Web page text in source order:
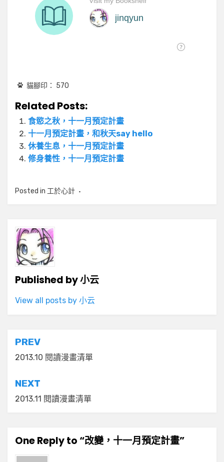
貓腳印： 570
Related Posts:
食慾之秋，十一月預定計畫
十一月預定計畫，和秋天say hello
休養生息，十一月預定計畫
修身養性，十一月預定計畫
Posted in 工於心計
Published by小云
View all posts by 小云
文
章
導
覽
PREV
2013.10 閱讀漫畫清單
NEXT
2013.11 閱讀漫畫清單
One Reply to “改變，十一月預定計畫”